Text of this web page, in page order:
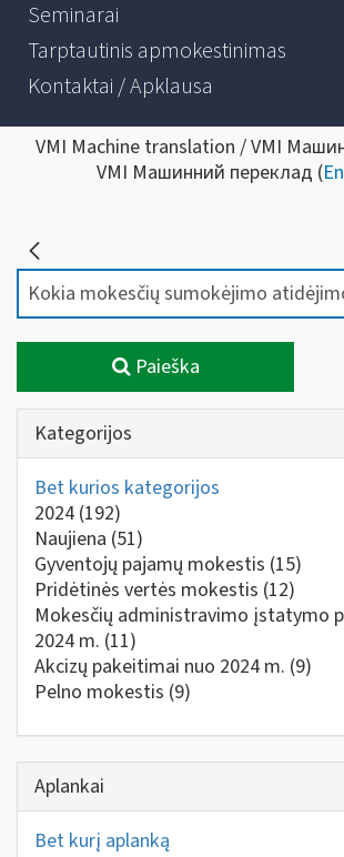
Seminarai
Tarptautinis apmokestinimas
Kontaktai / Apklausa
VMI Machine translation / VMI
VMI Машинний переклад (
Paieška
Kategorijos
Bet kurios kategorijos
2024 (192)
Naujiena (51)
Gyventojų pajamų mokestis (15)
Pridėtinės vertės mokestis (12)
Mokesčių administravimo įstatymo
2024 m. (11)
Akcizų pakeitimai nuo 2024 m. (9)
Pelno mokestis (9)
Aplankai
Bet kurį aplanką